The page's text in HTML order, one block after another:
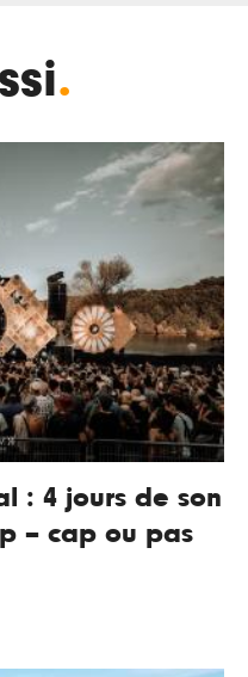
.
: 4 jours de son
– cap ou pas